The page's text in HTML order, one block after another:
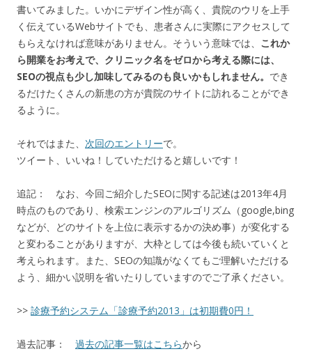
書いてみました。いかにデザイン性が高く、貴院のウリを上手
く伝えているWebサイトでも、患者さんに実際にアクセスして
もらえなければ意味がありません。そういう意味では、 これか
ら開業をお考えで、クリニック名をゼロから考える際には、
SEOの視点も少し加味してみるのも良いかもしれません。 でき
るだけたくさんの新患の方が貴院のサイトに訪れることができ
るように。
それではまた、 次回のエントリーで。
ツイート、いいね！していただけると嬉しいです！
追記： なお、今回ご紹介したSEOに関する記述は2013年4月
時点のものであり、検索エンジンのアルゴリズム（google,bing
などが、どのサイトを上位に表示するかの決め事）が変化する
と変わることがありますが、大枠としては今後も続いていくと
考えられます。また、SEOの知識がなくてもご理解いただける
よう、細かい説明を省いたりしていますのでご了承ください。
>> 診療予約システム「診療予約2013」は初期費0円！
過去記事： 過去の記事一覧はこちらから